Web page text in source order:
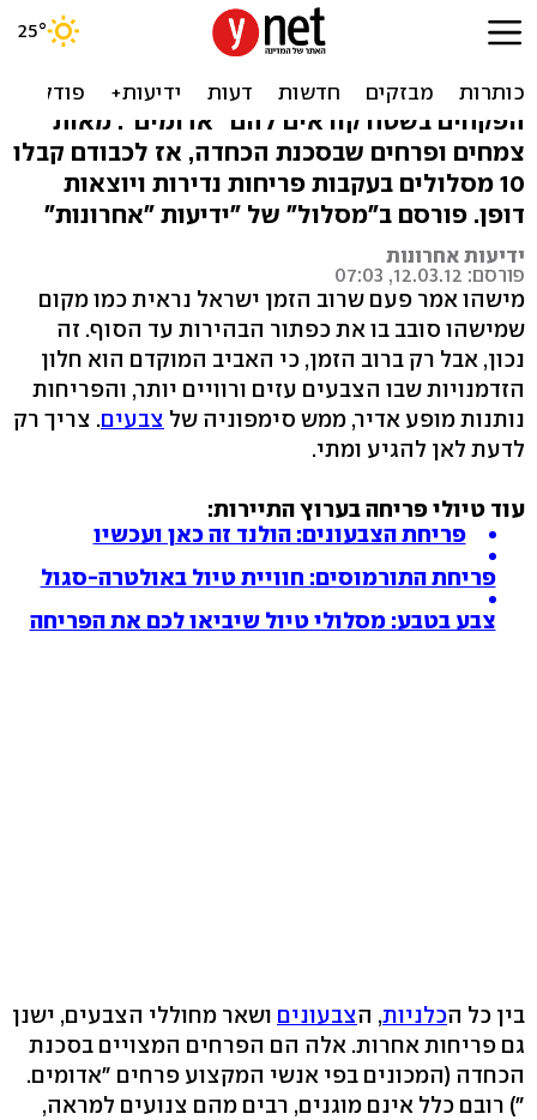
תשאירי לי פרח: מסלולים
בעקבות פרחים נדירים
הפקחים בשטח קוראים להם "אדומים‭:"‬ מאות
צמחים ופרחים שבסכנת הכחדה, אז לכבודם קבלו
10 מסלולים בעקבות פריחות נדירות ויוצאות
דופן. פורסם ב"מסלול" של "ידיעות "אחרונות"
ידיעות אחרונות
פורסם: 12.03.12, 07:03
מישהו אמר פעם שרוב הזמן ישראל נראית כמו מקום
שמישהו סובב בו את כפתור הבהירות עד הסוף. זה
נכון, אבל רק ברוב הזמן, כי האביב המוקדם הוא חלון
הזדמנויות שבו הצבעים עזים ורוויים יותר, והפריחות
נותנות מופע אדיר, ממש סימפוניה של צבעים. צריך רק
לדעת לאן להגיע ומתי.
עוד טיולי פריחה בערוץ התיירות:
פריחת הצבעונים: הולנד זה כאן ועכשיו
פריחת התורמוסים: חוויית טיול באולטרה-סגול
צבע בטבע: מסלולי טיול שיביאו לכם את הפריחה
בין כל הכלניות, הצבעונים ושאר מחוללי הצבעים, ישנן
גם פריחות אחרות. אלה הם הפרחים המצויים בסכנת
הכחדה (המכונים בפי אנשי המקצוע פרחים "אדומים‭.
("‬ רובם כלל אינם מוגנים, רבים מהם צנועים למראה,